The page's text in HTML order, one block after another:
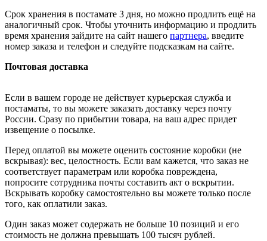
Срок хранения в постамате 3 дня, но можно продлить ещё на
аналогичный срок. Чтобы уточнить информацию и продлить
время хранения зайдите на сайт нашего партнера, введите
номер заказа и телефон и следуйте подсказкам на сайте.
Почтовая доставка
Если в вашем городе не действует курьерская служба и
постаматы, то вы можете заказать доставку через почту
России. Сразу по прибытии товара, на ваш адрес придет
извещение о посылке.
Перед оплатой вы можете оценить состояние коробки (не
вскрывая): вес, целостность. Если вам кажется, что заказ не
соответствует параметрам или коробка повреждена,
попросите сотрудника почты составить акт о вскрытии.
Вскрывать коробку самостоятельно вы можете только после
того, как оплатили заказ.
Один заказ может содержать не больше 10 позиций и его
стоимость не должна превышать 100 тысяч рублей.